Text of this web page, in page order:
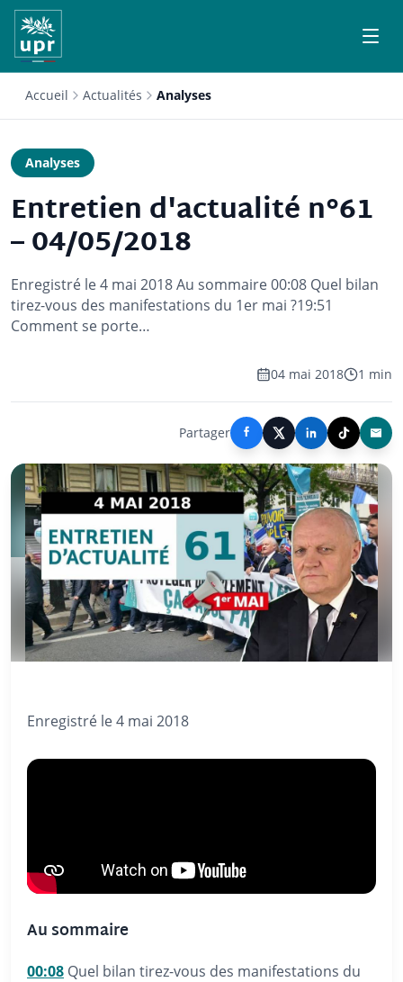
Accueil Actualités Analyses
Analyses
Entretien d'actualité n°61
– 04/05/2018
Enregistré le 4 mai 2018 Au sommaire 00:08 Quel bilan
tirez-vous des manifestations du 1er mai ?19:51
Comment se porte…
04 mai 2018 1 min
Partager
Enregistré le 4 mai 2018
Au sommaire
00:08 Quel bilan tirez-vous des manifestations du